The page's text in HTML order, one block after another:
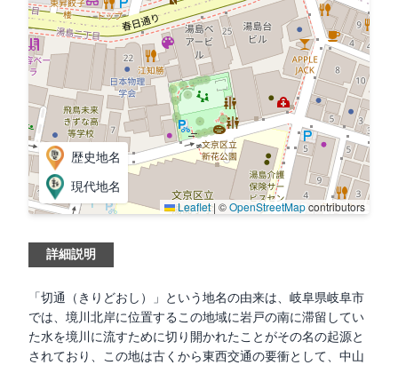
歴史地名
現代地名
Leaflet | ©OpenStreetMapcontributors
詳細説明
「切通（きりどおし）」という地名の由来は、岐阜県岐阜市
では、境川北岸に位置するこの地域に岩戸の南に滞留してい
た水を境川に流すために切り開かれたことがその名の起源と
されており、この地は古くから東西交通の要衝として、中山